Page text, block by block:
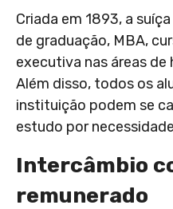
Criada em 1893, a
de graduação, MBA,
executiva nas áreas de
Além disso, todos os
instituição podem se
estudo por
Intercâmbio
remunerado